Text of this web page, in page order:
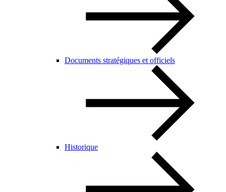
Documents stratégiques et officiels
Historique